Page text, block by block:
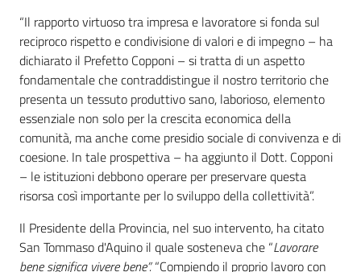
“Il rapporto virtuoso tra impresa e lavoratore si fonda sul
reciproco rispetto e condivisione di valori e di impegno – ha
dichiarato il Prefetto Copponi – si tratta di un aspetto
fondamentale che contraddistingue il nostro territorio che
presenta un tessuto produttivo sano, laborioso, elemento
essenziale non solo per la crescita economica della
comunità, ma anche come presidio sociale di convivenza e di
coesione. In tale prospettiva – ha aggiunto il Dott. Copponi
– le istituzioni debbono operare per preservare questa
risorsa così importante per lo sviluppo della collettività”.
Il Presidente della Provincia, nel suo intervento, ha citato
San Tommaso d'Aquino il quale sosteneva che “Lavorare
bene significa vivere bene”.“Compiendo il proprio lavoro con